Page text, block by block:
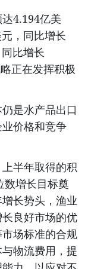
4.194亿美
，同比增长
比增长
正在发挥积极
是水产品出口
价格和竞争
半年取得的积
数增长目标奠
长势头，渔业
良好市场的优
场标准的合规
物流费用，提